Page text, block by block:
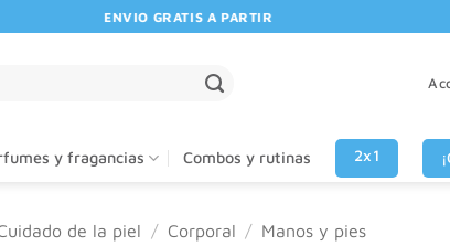
ENVIO GRATIS A PARTIR DE $80.000! 🚚 | 💳 3
y fragancias Combos y rutinas 2x1
de la piel / Corporal / Manos y pies